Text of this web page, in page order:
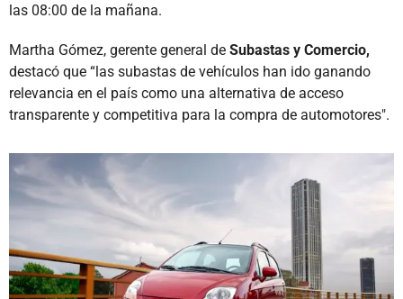
las 08:00 de la mañana.
Martha Gómez, gerente general de Subastas y Comercio,
destacó que “las subastas de vehículos han ido ganando
relevancia en el país como una alternativa de acceso
transparente y competitiva para la compra de automotores".